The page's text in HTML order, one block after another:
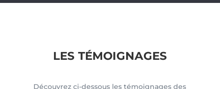
LES TÉMOIGNAGES
Découvrez ci-dessous les témoignages des